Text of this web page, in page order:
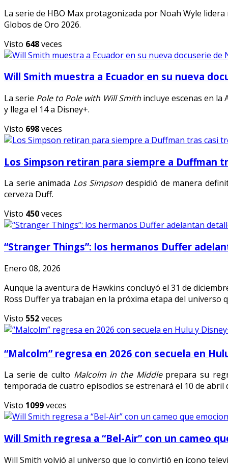
La serie de HBO Max protagonizada por Noah Wyle
Globos de Oro 2026.
Visto 648veces
Will Smith muestra a Ecuador en su nueva
La serie Pole to Pole with Will Smithincluye escenas en la
y llega el 14 a Disney+.
Visto 698veces
Los Simpson retiran para siempre a Duffman
La serie animada Los Simpson despidió de manera
cerveza Duff.
Visto 450veces
“Stranger Things”: los hermanos Duffer
Enero 08, 2026
Aunque la aventura de Hawkins concluyó el 31 de
Ross Duffer ya trabajan en la próxima etapa del
Visto 552veces
“Malcolm” regresa en 2026 con secuela en
La serie de culto Malcolm in the Middleprepara su
temporada de cuatro episodios se estrenará el 10 de abril
Visto 1099veces
Will Smith regresa a “Bel-Air” con un cameo
Will Smith volvió al universo que lo convirtió en ícono